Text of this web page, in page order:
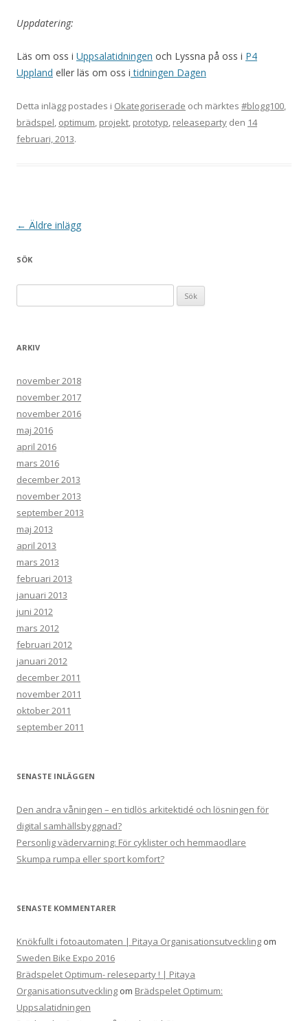
Uppdatering:
Läs om oss i Uppsalatidningen och Lyssna på oss i P4
Uppland eller läs om oss i tidningen Dagen
Detta inlägg postades i Okategoriserade och märktes #blogg100,
brädspel, optimum, projekt, prototyp, releaseparty den 14
februari, 2013.
Inläggsnavigering
← Äldre inlägg
SÖK
ARKIV
november 2018
november 2017
november 2016
maj 2016
april 2016
mars 2016
december 2013
november 2013
september 2013
maj 2013
april 2013
mars 2013
februari 2013
januari 2013
juni 2012
mars 2012
februari 2012
januari 2012
december 2011
november 2011
oktober 2011
september 2011
SENASTE INLÄGGEN
Den andra våningen – en tidlös arkitektidé och lösningen för
digital samhällsbyggnad?
Personlig vädervarning: För cyklister och hemmaodlare
Skumpa rumpa eller sport komfort?
SENASTE KOMMENTARER
Knökfullt i fotoautomaten | Pitaya Organisationsutveckling om
Sweden Bike Expo 2016
Brädspelet Optimum- releseparty ! | Pitaya
Organisationsutveckling om Brädspelet Optimum:
Uppsalatidningen